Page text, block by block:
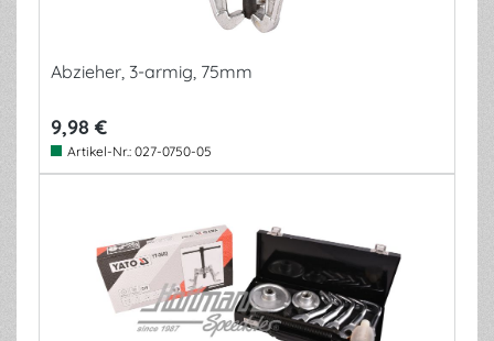
Abzieher, 3-armig, 75mm
9,98 €
Artikel-Nr.: 027-0750-05